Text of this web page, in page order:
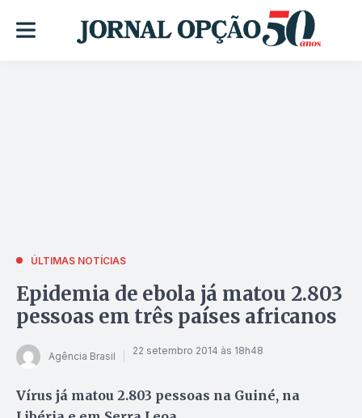
ÚLTIMAS NOTÍCIAS
Epidemia de ebola já matou 2.803
pessoas em três países africanos
Agência Brasil 22 setembro 2014 às 18h48
Vírus já matou 2.803 pessoas na Guiné, na